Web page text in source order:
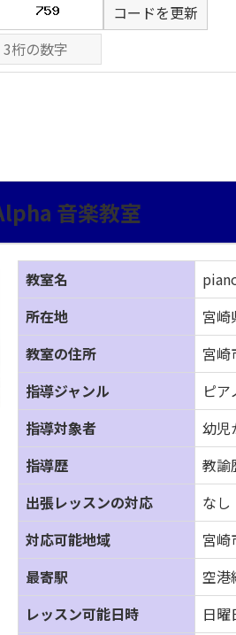
コードを更新
音楽教室
教室名
所在地
宮崎
教室の住所
宮崎
指導ジャンル
ピ
指導対象者
幼児
指導歴
教諭
出張レッスンの対応
なし
対応可能地域
宮崎
最寄駅
空港
レッスン可能日時
日曜